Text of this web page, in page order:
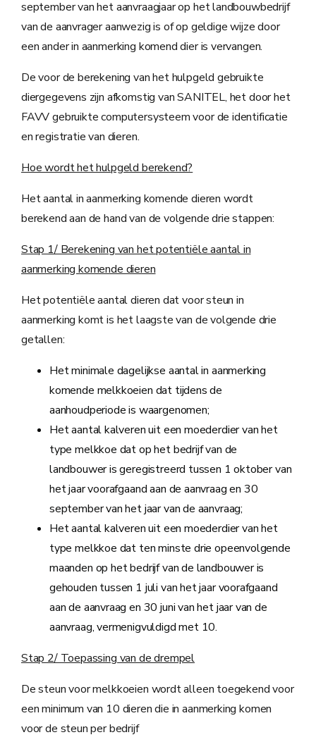
september van het aanvraagjaar op het landbouwbedrijf
van de aanvrager aanwezig is of op geldige wijze door
een ander in aanmerking komend dier is vervangen.
De voor de berekening van het hulpgeld gebruikte
diergegevens zijn afkomstig van SANITEL, het door het
FAVV gebruikte computersysteem voor de identificatie
en registratie van dieren.
Hoe wordt het hulpgeld berekend?
Het aantal in aanmerking komende dieren wordt
berekend aan de hand van de volgende drie stappen:
Stap 1/ Berekening van het potentiële aantal in
aanmerking komende dieren
Het potentiële aantal dieren dat voor steun in
aanmerking komt is het laagste van de volgende drie
getallen:
Het minimale dagelijkse aantal in aanmerking
komende melkkoeien dat tijdens de
aanhoudperiode is waargenomen;
Het aantal kalveren uit een moederdier van het
type melkkoe dat op het bedrijf van de
landbouwer is geregistreerd tussen 1 oktober van
het jaar voorafgaand aan de aanvraag en 30
september van het jaar van de aanvraag;
Het aantal kalveren uit een moederdier van het
type melkkoe dat ten minste drie opeenvolgende
maanden op het bedrijf van de landbouwer is
gehouden tussen 1 juli van het jaar voorafgaand
aan de aanvraag en 30 juni van het jaar van de
aanvraag, vermenigvuldigd met 10.
Stap 2/ Toepassing van de drempel
De steun voor melkkoeien wordt alleen toegekend voor
een minimum van 10 dieren die in aanmerking komen
voor de steun per bedrijf